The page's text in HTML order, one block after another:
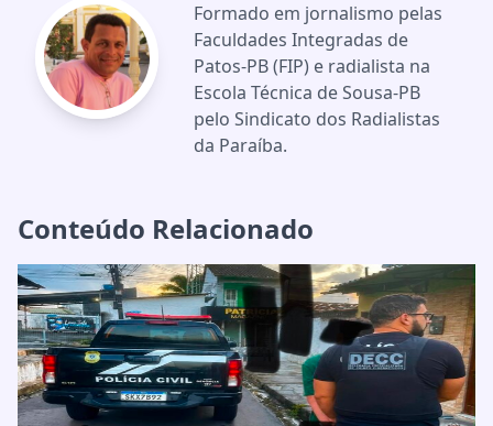
Formado em jornalismo pelas
Faculdades Integradas de
Patos-PB (FIP) e radialista na
Escola Técnica de Sousa-PB
pelo Sindicato dos Radialistas
da Paraíba.
Conteúdo Relacionado